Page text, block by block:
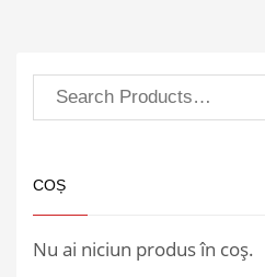
COȘ
Nu ai niciun produs în coș.